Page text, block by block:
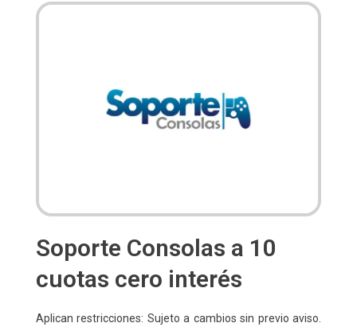
Soporte Consolas a 10
cuotas cero interés
Aplican restricciones: Sujeto a cambios sin previo aviso.